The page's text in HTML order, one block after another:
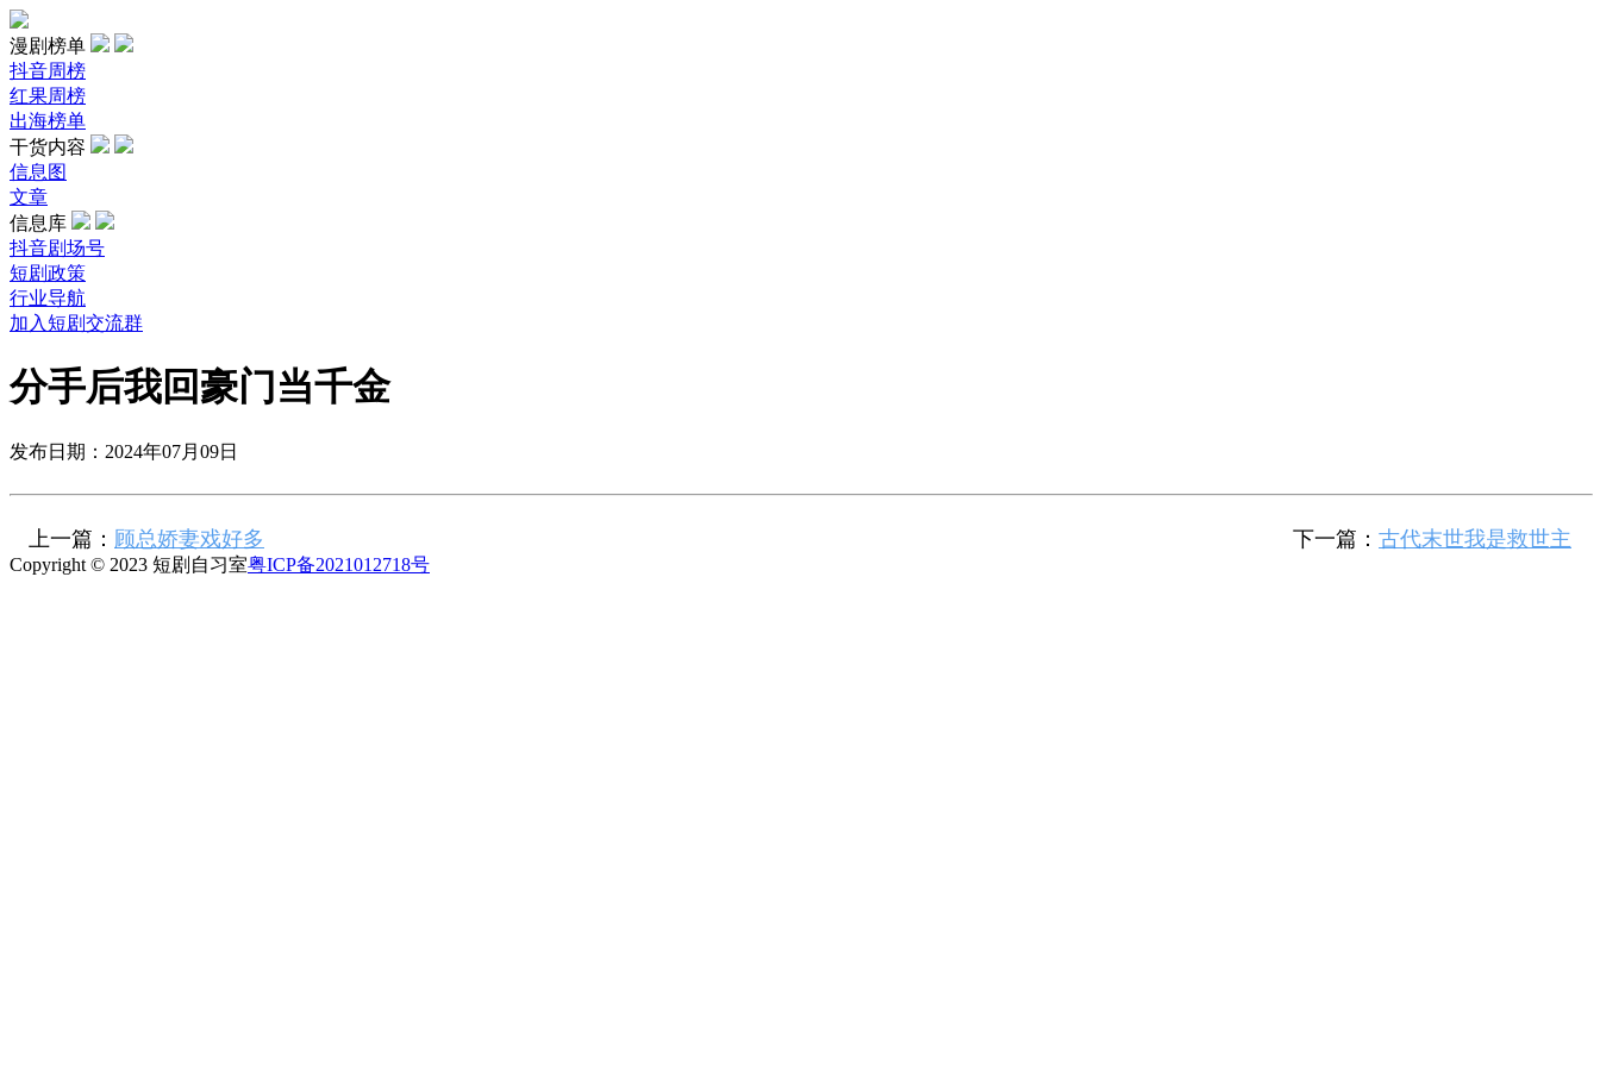
漫剧榜单
抖音周榜
红果周榜
出海榜单
干货内容
信息图
文章
信息库
抖音剧场号
短剧政策
行业导航
加入短剧交流群
分手后我回豪门当千金
发布日期：2024年07月09日
上一篇： 顾总娇妻戏好多 下一篇： 古代末世我是救世主
Copyright © 2023 短剧自习室粤ICP备2021012718号